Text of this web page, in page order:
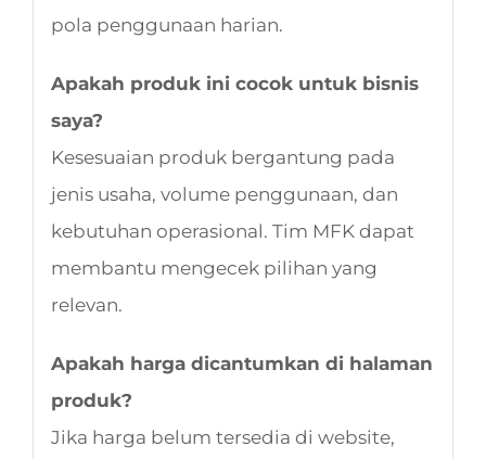
pola penggunaan harian.
Apakah produk ini cocok untuk bisnis
saya?
Kesesuaian produk bergantung pada
jenis usaha, volume penggunaan, dan
kebutuhan operasional. Tim MFK dapat
membantu mengecek pilihan yang
relevan.
Apakah harga dicantumkan di halaman
produk?
Jika harga belum tersedia di website,